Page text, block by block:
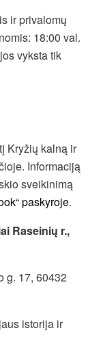
ir privalomų
18:00 val.
vyksta tik
Kryžių kalną ir
Informaciją
sveikinimą
paskyroje.
Raseinių r.,
g. 17, 60432
istorija ir